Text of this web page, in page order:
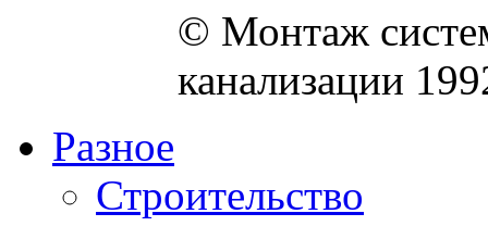
© Монтаж
канализации
Разное
Строительство